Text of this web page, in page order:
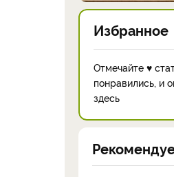
Избранное
Отмечайте ♥
понравились, и
здесь